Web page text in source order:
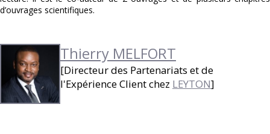
d’ouvrages scientifiques.
Thierry MELFORT
[Directeur des Partenariats et de
l'Expérience Client chez LEYTON]